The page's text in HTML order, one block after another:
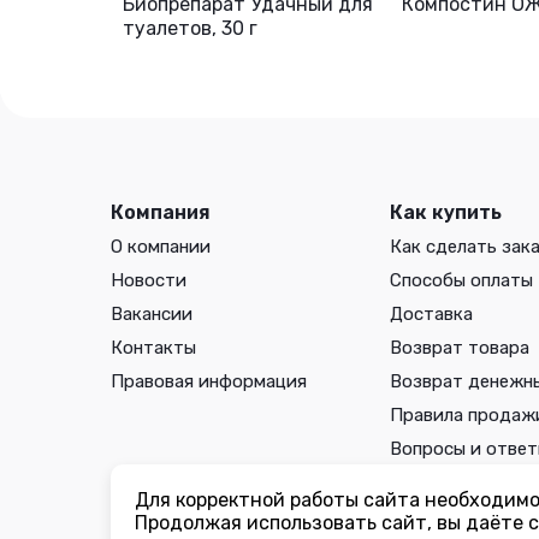
туалетов, 30 г
Компания
О компании
Новости
Вакансии
Контакты
Правовая информация
Как купить
Как сделать
Способы оплаты
Доставка
Возврат товара
Возврат
Правила
Вопросы и
Вы принимаете условия политики в отношении обработки
соглашениякаждый раз, когда оставляете свои данные в
Для корректной работы сайта
Продолжая использовать сайт, вы даёте